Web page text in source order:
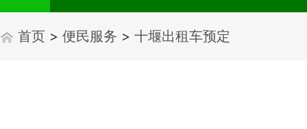
首页 > 便民服务 > 十堰出租车预定